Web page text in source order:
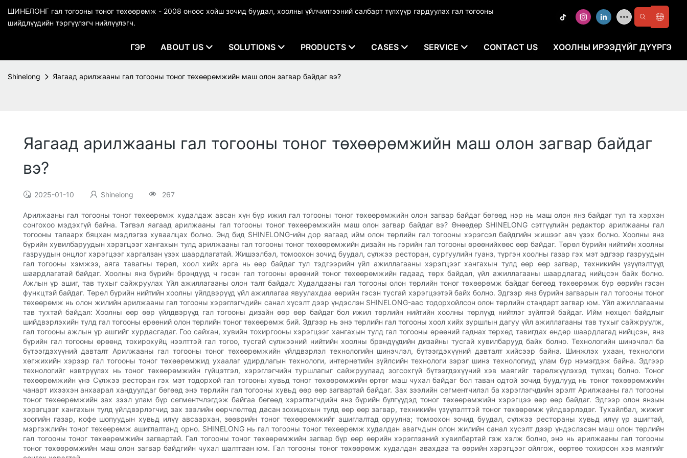
ШИНЕЛОНГ гал тогооны тоног төхөөрөмж - 2008 оноос хойш зочид буудал, хоолны үйлчилгээний салбарт түлхүүр гардуулах гал тогооны
шийдлүүдийн тэргүүлэгч нийлүүлэгч.
ГЭР ABOUT US SOLUTIONS PRODUCTS CASES SERVICE CONTACT US ХООЛНЫ ИРЭЭДҮЙГ ДҮҮРГЭ
Shinelong Яагаад арилжааны гал тогооны тоног төхөөрөмжийн маш олон загвар байдаг вэ?
Яагаад арилжааны гал тогооны тоног төхөөрөмжийн маш олон загвар байдаг
вэ?
2025-01-10 Shinelong 267
Арилжааны гал тогооны тоног төхөөрөмж худалдаж авсан хүн бүр ижил гал тогооны тоног төхөөрөмжийн олон загвар байдаг бөгөөд нэр нь маш олон янз байдаг тул та хэрхэн
сонгохоо мэдэхгүй байна. Тэгвэл яагаад арилжааны гал тогооны тоног төхөөрөмжийн маш олон загвар байдаг вэ? Өнөөдөр SHINELONG сэтгүүлийн редактор арилжааны гал
тогооны талаарх бяцхан мэдлэгээ хуваалцах болно. Энд бид SHINELONG-ийн дор яагаад ийм олон төрлийн гал тогооны хэрэгсэл байдгийн жишээг авч үзэх болно. Хоолны янз
бүрийн хувилбаруудын хэрэгцээг хангахын тулд арилжааны гал тогооны тоног төхөөрөмжийн дизайн нь гэрийн гал тогооны өрөөнийхөөс өөр байдаг. Төрөл бүрийн нийтийн хоолны
газруудын онцлог хэрэгцээг харгалзан үзэх шаардлагатай. Жишээлбэл, томоохон зочид буудал, сүлжээ ресторан, сургуулийн гуанз, түргэн хоолны газар гэх мэт эдгээр газруудын
гал тогооны хэмжээ, аяга тавагны төрөл, хоол хийх арга нь өөр байдаг тул тэдгээрийн үйл ажиллагааны хэрэгцээг хангахын тулд өөр өөр загвар, техникийн үзүүлэлтүүд
шаардлагатай байдаг. Хоолны янз бүрийн брэндүүд ч гэсэн гал тогооны өрөөний тоног төхөөрөмжийн гадаад төрх байдал, үйл ажиллагааны шаардлагад нийцсэн байх болно.
Ажлын үр ашиг, тав тухыг сайжруулах Үйл ажиллагааны олон талт байдал: Худалдааны гал тогооны олон төрлийн тоног төхөөрөмж байдаг бөгөөд төхөөрөмж бүр өөрийн гэсэн
функцтэй байдаг. Төрөл бүрийн нийтийн хоолны үйлдвэрүүд үйл ажиллагаа явуулахдаа өөрийн гэсэн тусгай хэрэгцээтэй байх болно. Эдгээр янз бүрийн загварын гал тогооны тоног
төхөөрөмж нь олон жилийн арилжааны гал тогооны хэрэглэгчдийн санал хүсэлт дээр үндэслэн SHINELONG-аас тодорхойлсон олон төрлийн стандарт загвар юм. Үйл ажиллагааны
тав тухтай байдал: Хоолны өөр өөр үйлдвэрүүд гал тогооны дизайн өөр өөр байдаг бол ижил төрлийн нийтийн хоолны төрлүүд нийтлэг зүйлтэй байдаг. Ийм нөхцөл байдлыг
шийдвэрлэхийн тулд гал тогооны өрөөний олон төрлийн тоног төхөөрөмж бий. Эдгээр нь энэ төрлийн гал тогооны хоол хийх зуршлын дагуу үйл ажиллагааны тав тухыг сайжруулж,
гал тогооны ажлын үр ашгийг хурдасгадаг. Гоо сайхан, хувийн тохиргооны хэрэгцээг хангахын тулд гал тогооны өрөөний гаднах төрхөд тавигдах өндөр шаардлагад нийцсэн, янз
бүрийн гал тогооны өрөөнд тохирохуйц нээлттэй гал тогоо, тусгай сүлжээний нийтийн хоолны брэндүүдийн дизайны тусгай хувилбарууд байх болно. Технологийн шинэчлэл ба
бүтээгдэхүүний давталт Арилжааны гал тогооны тоног төхөөрөмжийн үйлдвэрлэл технологийн шинэчлэл, бүтээгдэхүүний давталт хийсээр байна. Шинжлэх ухаан, технологи
хөгжихийн хэрээр гал тогооны тоног төхөөрөмжид ухаалаг удирдлагын технологи, интернетийн зүйлсийн технологи зэрэг шинэ технологиуд улам бүр нэмэгдэж байна. Эдгээр
технологийг нэвтрүүлэх нь тоног төхөөрөмжийн гүйцэтгэл, хэрэглэгчийн туршлагыг сайжруулаад зогсохгүй бүтээгдэхүүний хэв маягийг төрөлжүүлэхэд түлхэц болно. Тоног
төхөөрөмжийн үнэ Сүлжээ ресторан гэх мэт тодорхой гал тогооны хувьд тоног төхөөрөмжийн өртөг маш чухал байдаг бол таван одтой зочид буудлууд нь тоног төхөөрөмжийн
чанарт ихээхэн анхаарал хандуулдаг бөгөөд энэ төрлийн гал тогооны хувьд өөр өөр загвартай байдаг. Зах зээлийн сегментчилэл ба хэрэглэгчдийн эрэлт Арилжааны гал тогооны
тоног төхөөрөмжийн зах зээл улам бүр сегментчлэгдэж байгаа бөгөөд хэрэглэгчдийн янз бүрийн бүлгүүдэд тоног төхөөрөмжийн хэрэгцээ өөр өөр байдаг. Эдгээр олон янзын
хэрэгцээг хангахын тулд үйлдвэрлэгчид зах зээлийн өөрчлөлтөд дасан зохицохын тулд өөр өөр загвар, техникийн үзүүлэлттэй тоног төхөөрөмж үйлдвэрлэдэг. Тухайлбал, жижиг
зоогийн газар, кофе шопуудын хувьд илүү авсаархан, зөөврийн тоног төхөөрөмжийг ашиглалтад оруулна; томоохон зочид буудал, сүлжээ рестораны хувьд илүү үр ашигтай,
мэргэжлийн тоног төхөөрөмж ашиглалтанд орно. SHINELONG нь гал тогооны тоног төхөөрөмж худалдан авагчдын олон жилийн санал хүсэлт дээр үндэслэсэн маш олон төрлийн
гал тогооны тоног төхөөрөмжийн загвартай. Гал тогооны тоног төхөөрөмжийн загвар бүр өөр өөрийн хэрэглээний хувилбартай гэж хэлж болно, энэ нь арилжааны гал тогооны
тоног төхөөрөмжийн маш олон загвар байдгийн чухал шалтгаан юм. Гал тогооны тоног төхөөрөмж худалдан авахдаа та өөрийн хэрэгцээг ойлгож, өөртөө тохирсон хэв маягийг